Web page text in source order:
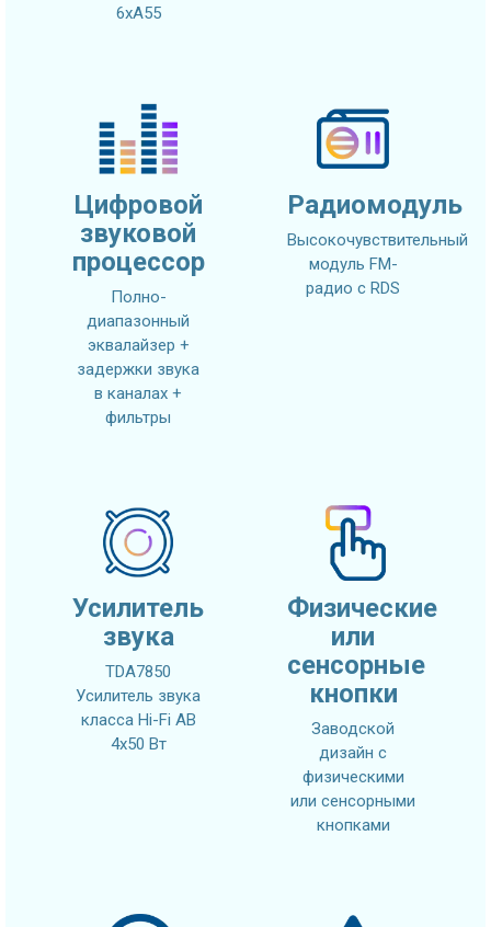
6xA55
Цифровой
звуковой
процессор
Полно-
диапазонный
эквалайзер +
задержки звука
в каналах +
фильтры
Радиомодуль
Высокочувствительный
модуль FM-
радио с RDS
Усилитель
звука
TDA7850
Усилитель звука
класса Hi-Fi AB
4x50 Вт
Физические
или
сенсорные
кнопки
Заводской
дизайн с
физическими
или сенсорными
кнопками